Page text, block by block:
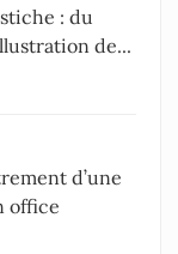
: du
de...
d’une
office